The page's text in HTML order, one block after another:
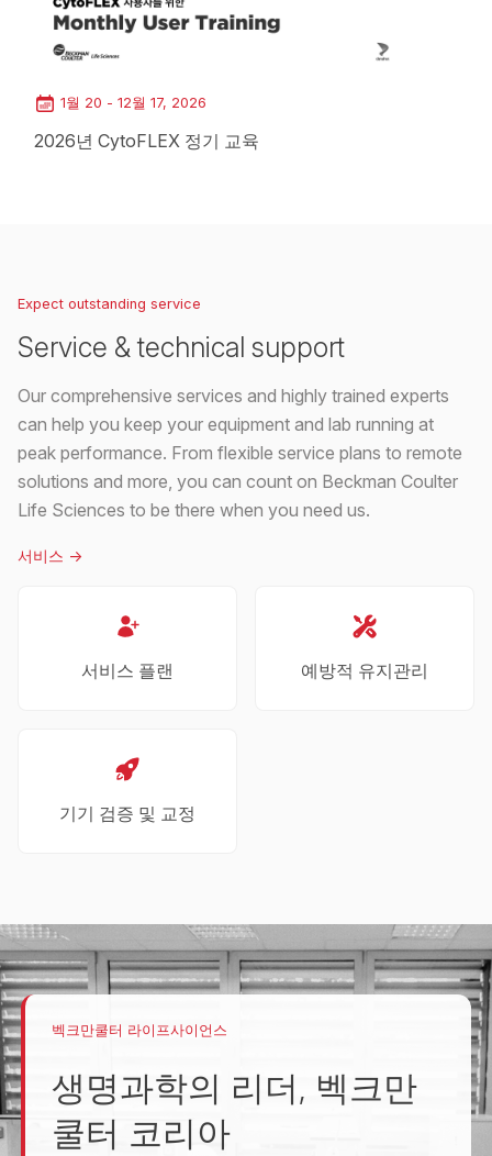
1월 20 - 12월 17, 2026
2026년 CytoFLEX 정기 교육
Expect outstanding service
Service & technical support
Our comprehensive services and highly trained experts
can help you keep your equipment and lab running at
peak performance. From flexible service plans to remote
solutions and more, you can count on Beckman Coulter
Life Sciences to be there when you need us.
서비스 ->
서비스 플랜 예방적 유지관리
기기 검증 및 교정
벡크만쿨터 라이프사이언스
생명과학의 리더, 벡크만
쿨터 코리아